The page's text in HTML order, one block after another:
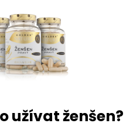
užívat ženšen?